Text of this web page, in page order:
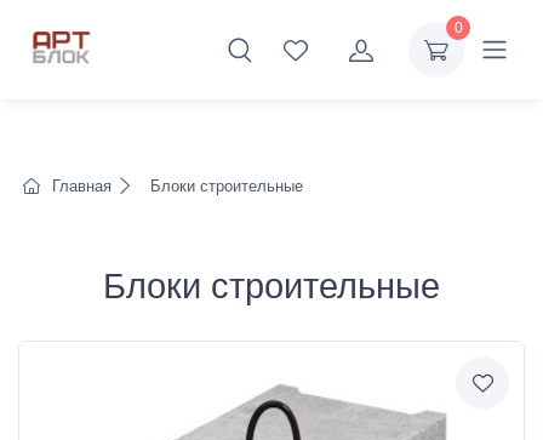
0
Главная Блоки строительные
Блоки строительные